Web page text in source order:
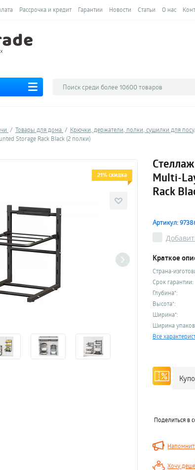
Рассрочка и кредит Гарантии Новости Статьи О нас
Товары для дома Крючки, держатели, полки, сушилки для
Storage Rack Black (2 полки)
21% скидка
Multi-
Rack
Артикул:
Краткое
Страна-
Срок гарантии:
Глубина*:
Высота*:
Ширина*:
Ширина
Все
Поделиться в
Хочу